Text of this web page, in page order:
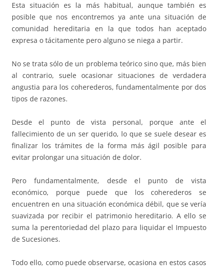
Esta situación es la más habitual, aunque también es
posible que nos encontremos ya ante una situación de
comunidad hereditaria en la que todos han aceptado
expresa o tácitamente pero alguno se niega a partir.
No se trata sólo de un problema teórico sino que, más bien
al contrario, suele ocasionar situaciones de verdadera
angustia para los coherederos, fundamentalmente por dos
tipos de razones.
Desde el punto de vista personal, porque ante el
fallecimiento de un ser querido, lo que se suele desear es
finalizar los trámites de la forma más ágil posible para
evitar prolongar una situación de dolor.
Pero fundamentalmente, desde el punto de vista
económico, porque puede que los coherederos se
encuentren en una situación económica débil, que se vería
suavizada por recibir el patrimonio hereditario. A ello se
suma la perentoriedad del plazo para liquidar el Impuesto
de Sucesiones.
Todo ello, como puede observarse, ocasiona en estos casos